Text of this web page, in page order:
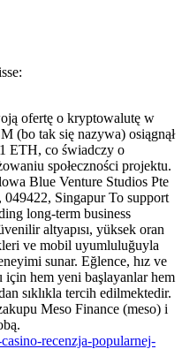
ofertę o kryptowalutę w
(bo tak się nazywa) osiągnął
ETH, co świadczy o
społeczności projektu.
Blue Venture Studios Pte
Singapur To support
long-term business
altyapısı, yüksek oran
ve mobil uyumluluğuyla
sunar. Eğlence, hız ve
hem yeni başlayanlar hem
sıklıkla tercih edilmektedir.
Meso Finance (meso) i
recenzja-popularnej-